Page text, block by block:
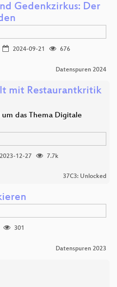
Gedenkzirkus: Der
2024-09-21
676
Datenspuren 2024
mit Restaurantkritik
das Thema Digitale
2023-12-27
7.7k
37C3: Unlocked
301
Datenspuren 2023